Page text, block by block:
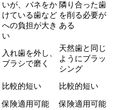
いが、バネをか
けている歯など
への負担が大き
い
隣り合った歯
を削る必要が
ある
入れ歯を外し、
ブラシで磨く
天然歯と同じ
ようにブラッ
シング
比較的短い 比較的短い
保険適用可能 保険適用可能